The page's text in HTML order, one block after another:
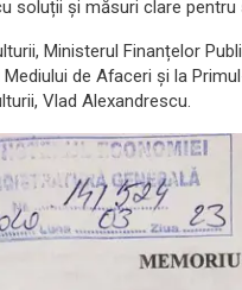
soluții și măsuri clare
Ministerul Finanțelor
de Afaceri și la
Vlad Alexandrescu.